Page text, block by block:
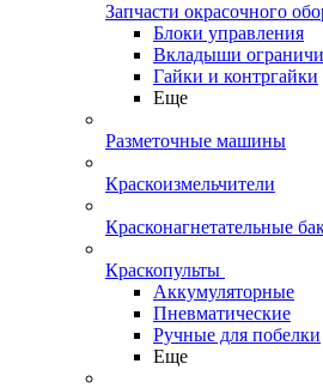
Запчасти окрасочного
Блоки управления
Вкладыши
Гайки и контргайки
Еще
Разметочные машины
Краскоизмельчители
Красконагнетательные
Краскопульты
Аккумуляторные
Пневматические
Ручные для побелки
Еще